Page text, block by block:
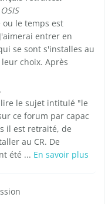
ou le temps est
entrer en
se sont s'installes au
choix. Après
le sujet intitulé "le
ce forum par capac
il est retraité, de
au CR. De
été ... En savoir plus